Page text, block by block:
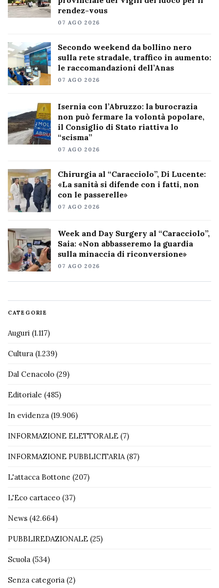
rendez-vous
07 AGO 2026
Secondo weekend da bollino nero
sulla rete stradale, traffico in aumento:
le raccomandazioni dell’Anas
07 AGO 2026
Isernia con l’Abruzzo: la burocrazia
non può fermare la volontà popolare,
il Consiglio di Stato riattiva lo
“scisma”
07 AGO 2026
Chirurgia al “Caracciolo”, Di Lucente:
«La sanità si difende con i fatti, non
con le passerelle»
07 AGO 2026
Week and Day Surgery al “Caracciolo”,
Saia: «Non abbasseremo la guardia
sulla minaccia di riconversione»
07 AGO 2026
CATEGORIE
Auguri (1.117)
Cultura (1.239)
Dal Cenacolo (29)
Editoriale (485)
In evidenza (19.906)
INFORMAZIONE ELETTORALE (7)
INFORMAZIONE PUBBLICITARIA (87)
L'attacca Bottone (207)
L'Eco cartaceo (37)
News (42.664)
PUBBLIREDAZIONALE (25)
Scuola (534)
Senza categoria (2)